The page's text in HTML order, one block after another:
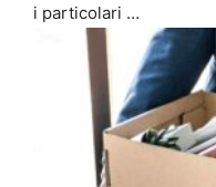
i particolari …